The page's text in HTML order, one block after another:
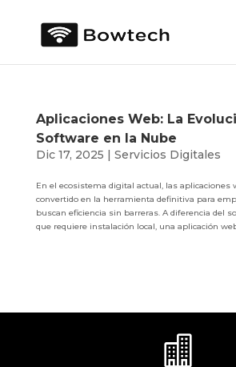
Aplicaciones Web: La
Software en la Nube
Dic 17, 2025 | Servicios Digitales
En el ecosistema digital actual, las aplicaciones
convertido en la herramienta definitiva para
buscan eficiencia sin barreras. A diferencia del
que requiere instalación local, una aplicación
